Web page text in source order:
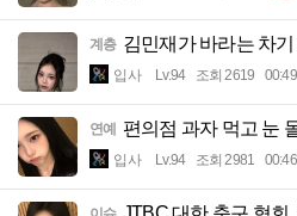
계층 김민재가 바라는 차
입사 Lv.94 조회 2619 00:49
연예 편의점 과자 먹고 눈
입사 Lv.94 조회 2981 00:46